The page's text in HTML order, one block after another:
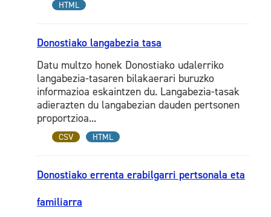
HTML
Donostiako langabezia tasa
Datu multzo honek Donostiako udalerriko
langabezia-tasaren bilakaerari buruzko
informazioa eskaintzen du. Langabezia-tasak
adierazten du langabezian dauden pertsonen
proportzioa...
CSV HTML
Donostiako errenta erabilgarri pertsonala eta
familiarra